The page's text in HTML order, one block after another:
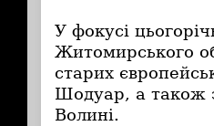
У фокусі
Житомирського
старих
Шодуар, а також
Волині.